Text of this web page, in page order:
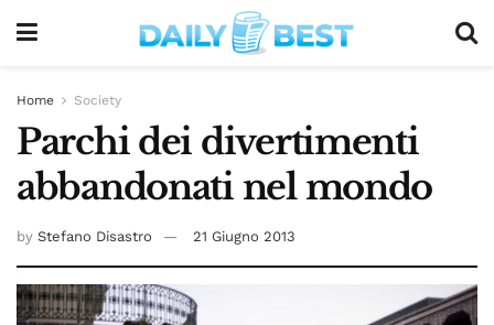
Home Society
Parchi dei divertimenti
abbandonati nel mondo
by Stefano Disastro 21 Giugno 2013